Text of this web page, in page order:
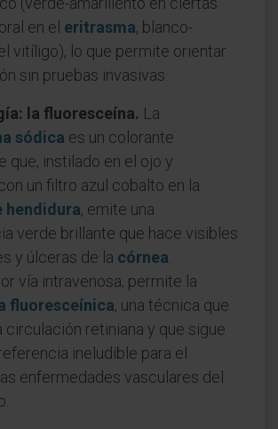
en el eritrasma, blanco-
vitíligo), lo que permite orientar
sin pruebas invasivas.
la fluoresceína. La
sódica es un colorante
que, instilado en el ojo y
un filtro azul cobalto en la
hendidura, emite una
verde brillante que hace visibles
y úlceras de la córnea
vía intravenosa, permite la
fluoresceínica, una técnica que
circulación retiniana y que sigue
ineludible para el
enfermedades vasculares del